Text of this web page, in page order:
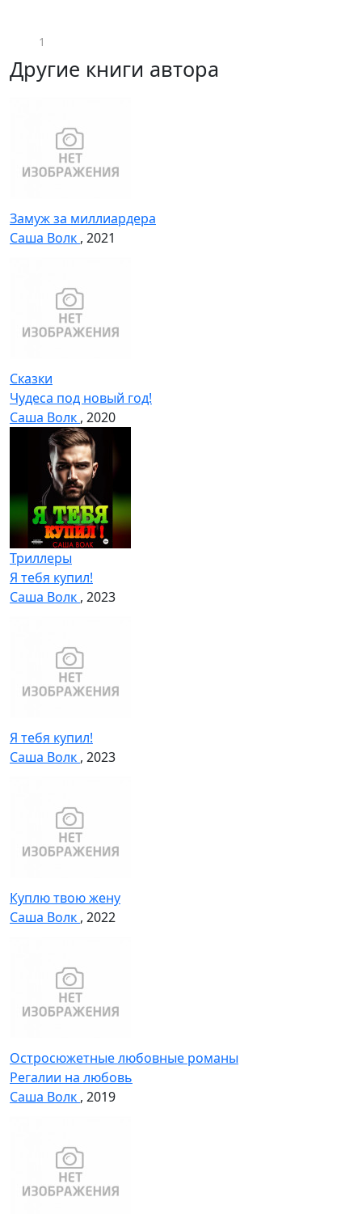
1
Другие книги автора
Замуж за миллиардера
Саша Волк , 2021
Сказки
Чудеса под новый год!
Саша Волк , 2020
Триллеры
Я тебя купил!
Саша Волк , 2023
Я тебя купил!
Саша Волк , 2023
Куплю твою жену
Саша Волк , 2022
Остросюжетные любовные романы
Регалии на любовь
Саша Волк , 2019